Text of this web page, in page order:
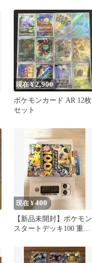
現在 ¥2,900
ポケモンカード AR 12枚
セット
現在 ¥400
【新品未開封】ポケモン
スタートデッキ100 重量